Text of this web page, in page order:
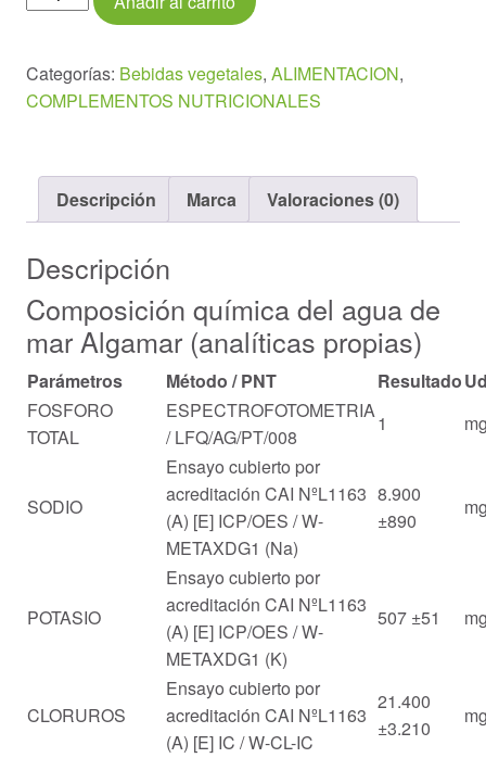
de
del
océno
Litro
cantidad
Categorías: Bebidas vegetales, ALIMENTACION,
COMPLEMENTOS NUTRICIONALES
Descripción Marca Valoraciones (0)
Descripción
Composición química del agua de
mar Algamar (analíticas propias)
Parámetros Método / PNT Resultado
FOSFORO
TOTAL
ESPECTROFOTOMETRIA
/ LFQ/AG/PT/008
1
SODIO
Ensayo cubierto por
acreditación CAI NºL1163
(A) [E] ICP/OES / W-
METAXDG1 (Na)
8.900
±890
POTASIO
Ensayo cubierto por
acreditación CAI NºL1163
(A) [E] ICP/OES / W-
METAXDG1 (K)
507 ±51
CLORUROS
Ensayo cubierto por
acreditación CAI NºL1163
(A) [E] IC / W-CL-IC
21.400
±3.210